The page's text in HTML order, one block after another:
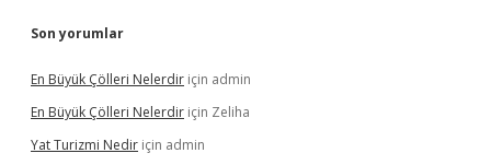
Son yorumlar
En Büyük Çölleri Nelerdir için admin
En Büyük Çölleri Nelerdir için Zeliha
Yat Turizmi Nedir için admin